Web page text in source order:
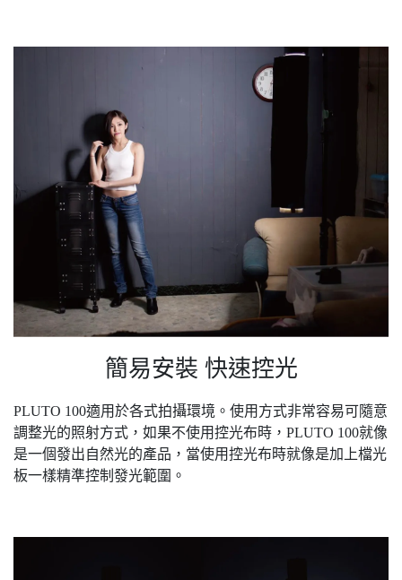
簡易安裝 快速控光
PLUTO 100適用於各式拍攝環境。使用方式非常容易可隨意
調整光的照射方式，如果不使用控光布時，PLUTO 100就像
是一個發出自然光的產品，當使用控光布時就像是加上檔光
板一樣精準控制發光範圍。